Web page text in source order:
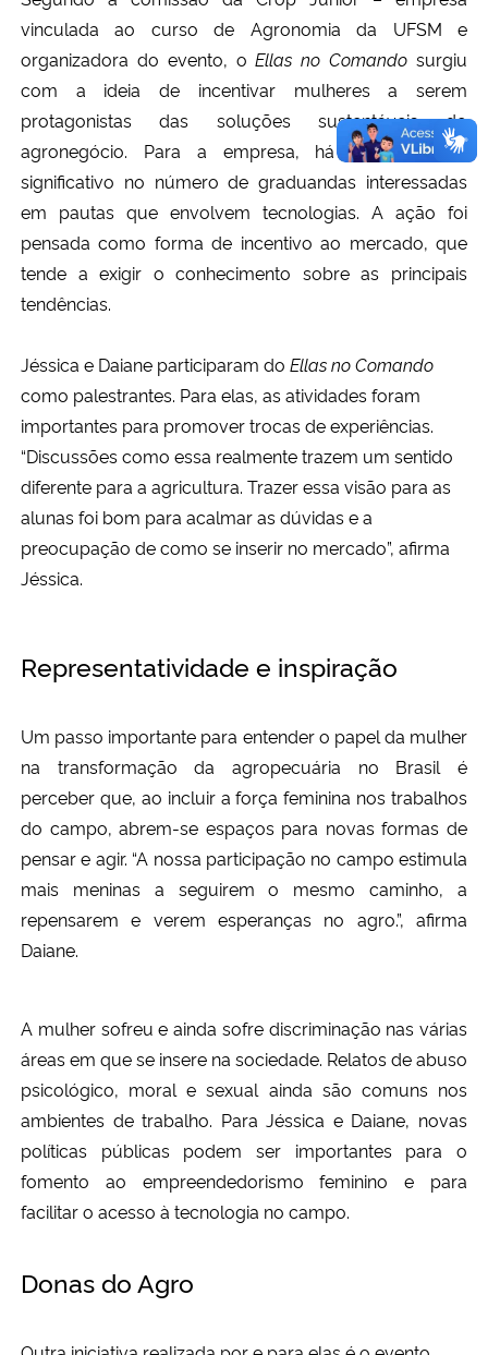
vinculada ao curso de Agronomia da UFSM e
organizadora do evento, oEllas no Comando surgiu
com a ideia de incentivar mulheres a serem
protagonistas das soluções sustentáveis do
agronegócio. Para a empresa, há um aumento
significativo no número de graduandas interessadas
em pautas que envolvem tecnologias. A ação foi
pensada como forma de incentivo ao mercado, que
tende a exigir o conhecimento sobre as principais
tendências.
Jéssica e Daiane participaram do Ellas no Comando
como palestrantes. Para elas, as atividades foram
importantes para promover trocas de experiências.
“Discussões como essa realmente trazem um sentido
diferente para a agricultura. Trazer essa visão para as
alunas foi bom para acalmar as dúvidas e a
preocupação de como se inserir no mercado”, afirma
Jéssica.
Representatividade e inspiração
Um passo importante para entender o papel da mulher
na transformação da agropecuária no Brasil é
perceber que, ao incluir a força feminina nos trabalhos
do campo, abrem-se espaços para novas formas de
pensar e agir. “A nossa participação no campo estimula
mais meninas a seguirem o mesmo caminho, a
repensarem e verem esperanças no agro.”, afirma
Daiane.
A mulher sofreu e ainda sofre discriminação nas várias
áreas em que se insere na sociedade. Relatos de abuso
psicológico, moral e sexual ainda são comuns nos
ambientes de trabalho. Para Jéssica e Daiane, novas
políticas públicas podem ser importantes para o
fomento ao empreendedorismo feminino e para
facilitar o acesso à tecnologia no campo.
Donas do Agro